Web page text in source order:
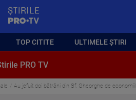
TOP CITITE ULTIMELE ȘTIRI
PRO TV
Au jefuit doi bătrâni din Sf. Gheorghe de